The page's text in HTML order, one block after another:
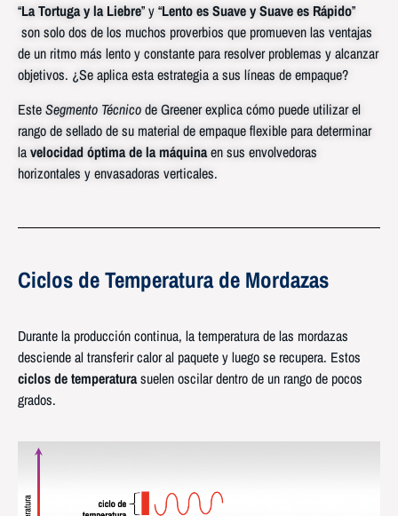
“La Tortuga y la Liebre” y “Lento es Suave y Suave es Rápido”
son solo dos de los muchos proverbios que promueven las ventajas
de un ritmo más lento y constante para resolver problemas y alcanzar
objetivos. ¿Se aplica esta estrategia a sus líneas de empaque?
EsteSegmento Técnicode Greener explica cómo puede utilizar el
rango de sellado de su material de empaque flexible para determinar
lavelocidad óptima de la máquinaen sus envolvedoras
horizontales y envasadoras verticales.
Ciclos de Temperatura de Mordazas
Durante la producción continua, la temperatura de las mordazas
desciende al transferir calor al paquete y luego se recupera. Estos
ciclos de temperaturasuelen oscilar dentro de un rango de pocos
grados.